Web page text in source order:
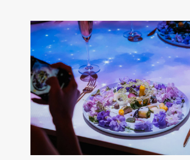
料理・ケーキ
Cuisine & Sweets
ベストレート保証
Best rate guarantee
私たちの想い